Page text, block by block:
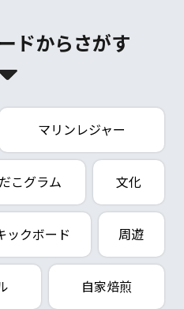
ドからさがす
マリンレジャー
こグラム 文化
ックボード 周遊
自家焙煎